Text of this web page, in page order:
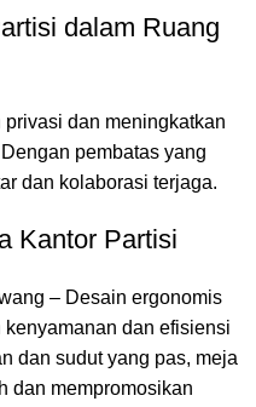
dalam Ruang
privasi dan meningkatkan
pembatas yang
dan kolaborasi terjaga.
Kantor Partisi
– Desain ergonomis
dan efisiensi
dan sudut yang pas, meja
dan mempromosikan